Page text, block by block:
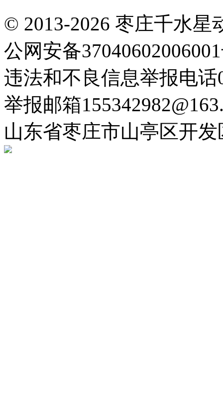
© 2013-2026 枣庄千水
公网安备
违法和不良信息举报电话
举报邮箱
山东省枣庄市山亭区开